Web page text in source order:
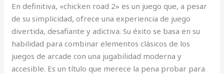
En definitiva, «chicken road 2» es un juego que, a pesar
de su simplicidad, ofrece una experiencia de juego
divertida, desafiante y adictiva. Su éxito se basa en su
habilidad para combinar elementos clásicos de los
juegos de arcade con una jugabilidad moderna y
accesible. Es un título que merece la pena probar para